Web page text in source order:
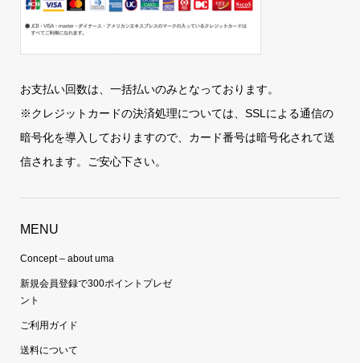
お支払い回数は、一括払いのみとなっております。
※クレジットカードの決済処理については、SSLによる通信の
暗号化を導入しておりますので、カード番号は暗号化されて送
信されます。ご安心下さい。
MENU
Concept – about uma
新規会員登録で300ポイントプレゼ
ント
ご利用ガイド
送料について